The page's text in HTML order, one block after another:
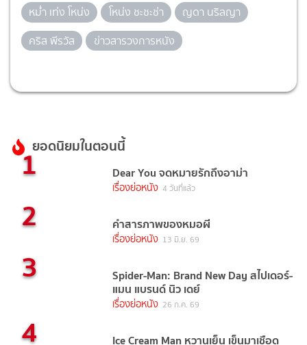
หม่ำ เท่ง โหน่ง
โหน่ง ชะชะช่า
ญดา นริลญา
คริส พีรวัส
ข่าวสารวงการหนัง
ยอดนิยมในตอนนี้
1 Dear You จดหมายรักถึงอาม่า
เรื่องย่อหนัง 4 วันที่แล้ว
2 คำสารภาพของหมอผี
เรื่องย่อหนัง 13 มิ.ย. 69
3 Spider-Man: Brand New Day สไปเดอร์-
แมน แบรนด์ นิว เดย์
เรื่องย่อหนัง 26 ก.ค. 69
4 Ice Cream Man หวานเย็น เข็นมาเชือด